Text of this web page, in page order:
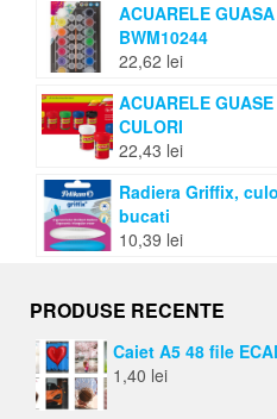
ACUARELE
BWM10244
22,62 lei
ACUARELE
CULORI
22,43 lei
Radiera Griffix,
bucati
10,39 lei
PRODUSE RECENTE
Caiet A5 48 file
1,40 lei